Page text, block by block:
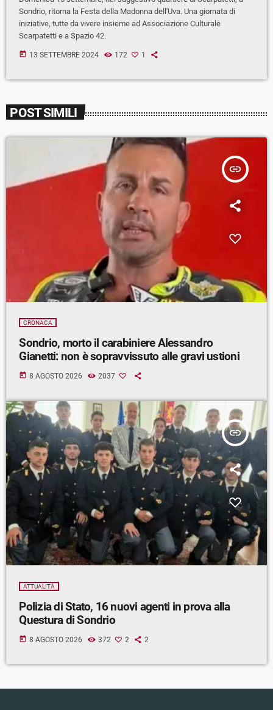
Sondrio, ritorna la Festa della Madonna dell'Uva. Una giornata di
iniziative, tutte da vivere insieme ad Associazione Culturale
Scarpatetti e a Spazio 42.
today 13 SETTEMBRE 2024 172 1
POST SIMILI
insert_link
CRONACA
Sondrio, morto il carabiniere Alessandro
Gianetti: non è sopravvissuto alle gravi ustioni
today 8 AGOSTO 2026 2037
insert_link
ATTUALITÀ
Polizia di Stato, 16 nuovi agenti in prova alla
Questura di Sondrio
today 8 AGOSTO 2026 372 2 2